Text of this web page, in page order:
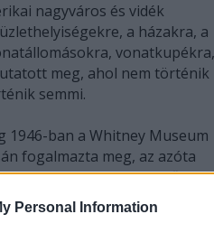
Personal Information
nagyváros és vidék
a házakra, a
vonatkupékra,
meg, ahol nem történik
semmi.
1946-ban a Whitney Museum
fogalmazta meg, az azóta
„Hopper egyszerűen
festő lenne, akkor
ilyen nagy művész.” A